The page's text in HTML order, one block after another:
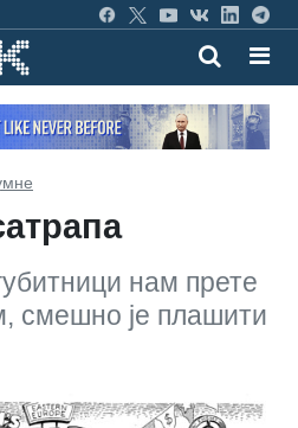
нам прете
смешно је плашити